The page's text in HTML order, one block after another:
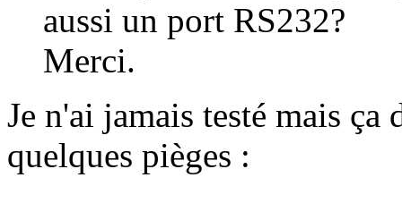
aussi un port RS232?
Merci.
Je n'ai jamais testé mais
quelques pièges :